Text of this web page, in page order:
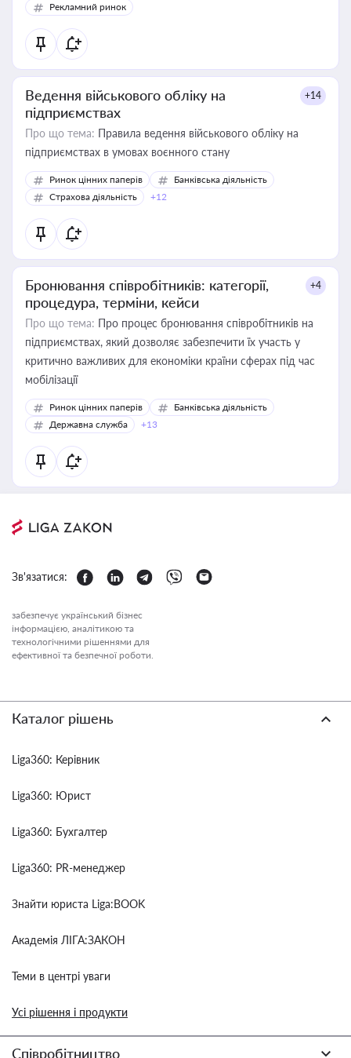
Рекламний ринок
Ведення військового обліку на
підприємствах
+14
Про що тема: Правила ведення військового обліку на
підприємствах в умовах воєнного стану
Ринок цінних паперів
Банківська діяльність
Страхова діяльність
+12
Бронювання співробітників: категорії,
процедура, терміни, кейси
+4
Про що тема: Про процес бронювання співробітників на
підприємствах, який дозволяє забезпечити їх участь у
критично важливих для економіки країни сферах під час
мобілізації
Ринок цінних паперів
Банківська діяльність
Державна служба
+13
Зв'язатися:
забезпечує український бізнес
інформацією, аналітикою та
технологічними рішеннями для
ефективної та безпечної роботи.
Каталог рішень
Liga360: Керівник
Liga360: Юрист
Liga360: Бухгалтер
Liga360: PR-менеджер
Знайти юриста Liga:BOOK
Академія ЛІГА:ЗАКОН
Теми в центрі уваги
Усі рішення і продукти
Співробітництво